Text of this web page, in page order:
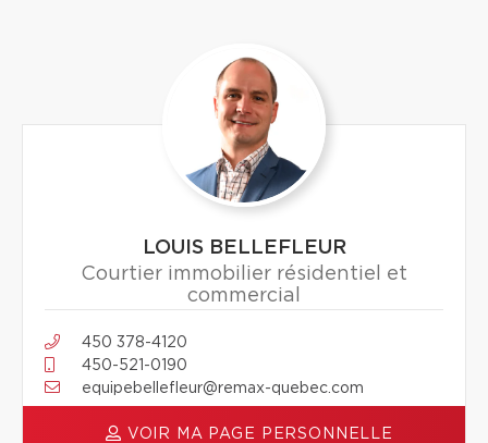
LOUIS BELLEFLEUR
Courtier immobilier résidentiel et
commercial
450 378-4120
450-521-0190
equipebellefleur@remax-quebec.com
VOIR MA PAGE PERSONNELLE